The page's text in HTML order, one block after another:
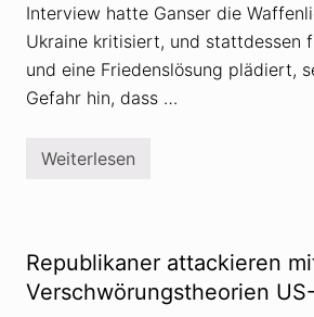
d
i
e
S
e
h
u
c
h
d
Interview hatte Ganser die
Ukraine kritisiert, und stattdessen
und eine Friedenslösung plädiert,
Gefahr hin, dass …
D
e
G
a
Weiterlesen
Republikaner attackieren
Verschwörungstheorien